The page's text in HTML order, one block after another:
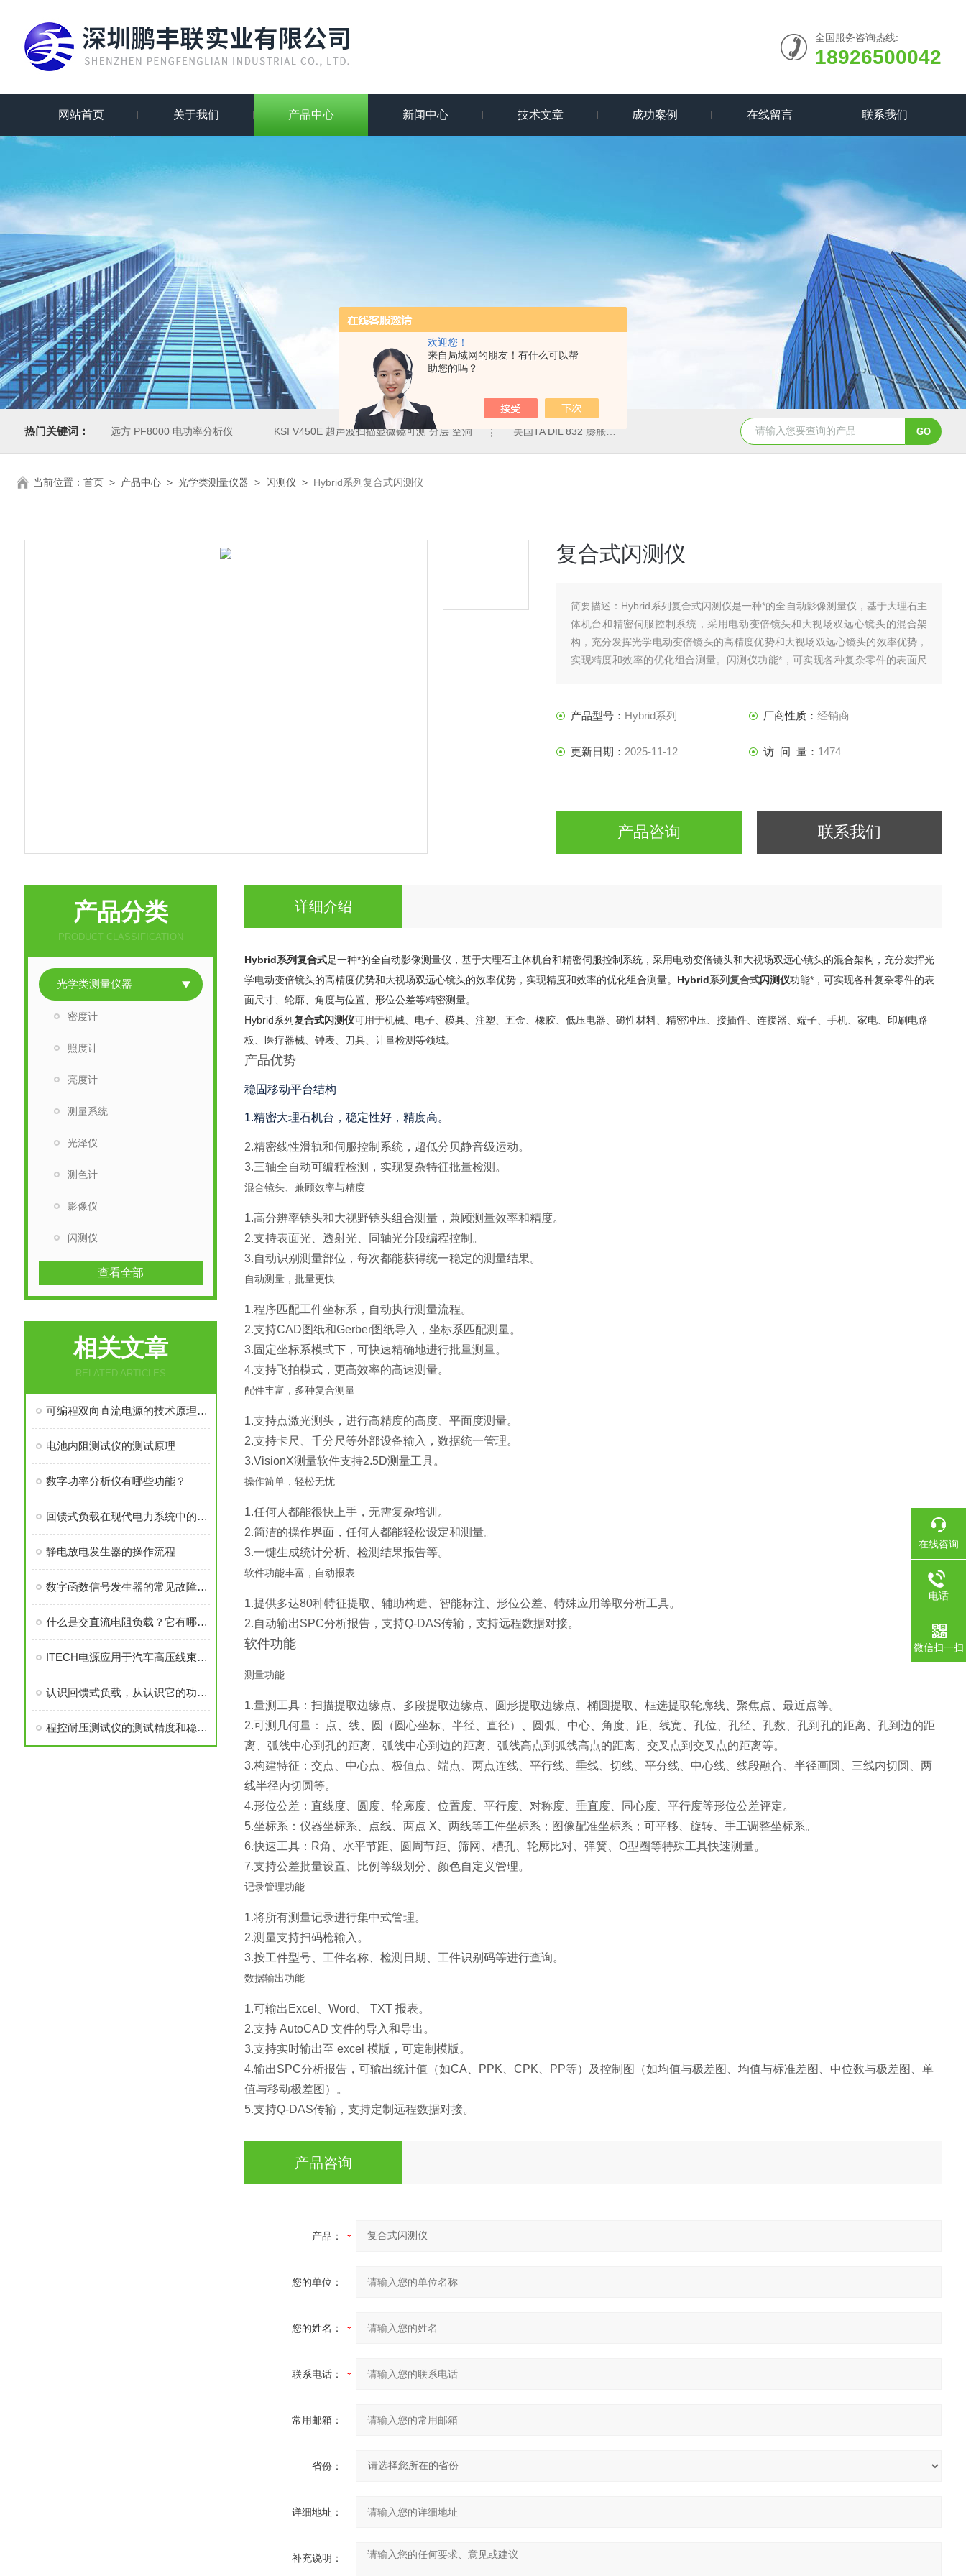
欢迎您！
来自局域网的朋友！有什么可以帮
助您的吗？
全国服务咨询热线:
18926500042
网站首页 关于我们 产品中心 新闻中心 技术文章 成功案例 在线留言 联系我们
热门关键词： 远方 PF8000 电功率分析仪 KSI V450E 超声波扫描显微镜可测 分层 空洞 美国TA DIL 832 膨胀仪 TGA 550热重分析仪 美国TA Discovery Core 流变仪
当前位置： 首页 > 产品中心 > 光学类测量仪器 > 闪测仪 > Hybrid系列复合式闪测仪
复合式闪测仪
简要描述： Hybrid系列复合式闪测仪是一种*的全自动影像测量仪，基于大理石主
体机台和精密伺服控制系统，采用电动变倍镜头和大视场双远心镜头的混合架
构，充分发挥光学电动变倍镜头的高精度优势和大视场双远心镜头的效率优势，
实现精度和效率的优化组合测量。闪测仪功能*，可实现各种复杂零件的表面尺
产品型号： Hybrid系列 厂商性质：经销商
更新日期： 2025-11-12 访 问 量： 1474
产品咨询 联系我们
产品分类
PRODUCT CLASSIFICATION
光学类测量仪器
密度计
照度计
亮度计
测量系统
光泽仪
测色计
影像仪
闪测仪
查看全部
相关文章
RELATED ARTICLES
可编程双向直流电源的技术原理与核心优势
电池内阻测试仪的测试原理
数字功率分析仪有哪些功能？
回馈式负载在现代电力系统中的应用
静电放电发生器的操作流程
数字函数信号发生器的常见故障有哪些，如何排除？
什么是交直流电阻负载？它有哪些特点？
ITECH电源应用于汽车高压线束测试
认识回馈式负载，从认识它的功能特点开始
程控耐压测试仪的测试精度和稳定性是如何保证的？
详细介绍
Hybrid系列复合式是一种*的全自动影像测量仪，基于大理石主体机台和精密伺服控制系统，采用电动变倍镜头和大视场双远心镜头的混合架构，充分发挥光
学电动变倍镜头的高精度优势和大视场双远心镜头的效率优势，实现精度和效率的优化组合测量。 Hybrid系列复合式闪测仪功能*，可实现各种复杂零件的表
面尺寸、轮廓、角度与位置、形位公差等精密测量。
Hybrid系列复合式闪测仪可用于机械、电子、模具、注塑、五金、橡胶、低压电器、磁性材料、精密冲压、接插件、连接器、端子、手机、家电、印刷电路
板、医疗器械、钟表、刀具、计量检测等领域。
产品优势
稳固移动平台结构
1.精密大理石机台，稳定性好，精度高。
2.精密线性滑轨和伺服控制系统，超低分贝静音级运动。
3.三轴全自动可编程检测，实现复杂特征批量检测。
混合镜头、兼顾效率与精度
1.高分辨率镜头和大视野镜头组合测量，兼顾测量效率和精度。
2.支持表面光、透射光、同轴光分段编程控制。
3.自动识别测量部位，每次都能获得统一稳定的测量结果。
自动测量，批量更快
1.程序匹配工件坐标系，自动执行测量流程。
2.支持CAD图纸和Gerber图纸导入，坐标系匹配测量。
3.固定坐标系模式下，可快速精确地进行批量测量。
4.支持飞拍模式，更高效率的高速测量。
配件丰富，多种复合测量
1.支持点激光测头，进行高精度的高度、平面度测量。
2.支持卡尺、千分尺等外部设备输入，数据统一管理。
3.VisionX测量软件支持2.5D测量工具。
操作简单，轻松无忧
1.任何人都能很快上手，无需复杂培训。
2.简洁的操作界面，任何人都能轻松设定和测量。
3.一键生成统计分析、检测结果报告等。
软件功能丰富，自动报表
1.提供多达80种特征提取、辅助构造、智能标注、形位公差、特殊应用等取分析工具。
2.自动输出SPC分析报告，支持Q-DAS传输，支持远程数据对接。
软件功能
测量功能
1.量测工具：扫描提取边缘点、多段提取边缘点、圆形提取边缘点、椭圆提取、框选提取轮廓线、聚焦点、最近点等。
2.可测几何量： 点、线、圆（圆心坐标、半径、直径）、圆弧、中心、角度、距、线宽、孔位、孔径、孔数、孔到孔的距离、孔到边的距
离、弧线中心到孔的距离、弧线中心到边的距离、弧线高点到弧线高点的距离、交叉点到交叉点的距离等。
3.构建特征：交点、中心点、极值点、端点、两点连线、平行线、垂线、切线、平分线、中心线、线段融合、半径画圆、三线内切圆、两
线半径内切圆等。
4.形位公差：直线度、圆度、轮廓度、位置度、平行度、对称度、垂直度、同心度、平行度等形位公差评定。
5.坐标系：仪器坐标系、点线、两点 X、两线等工件坐标系；图像配准坐标系；可平移、旋转、手工调整坐标系。
6.快速工具：R角、水平节距、圆周节距、筛网、槽孔、轮廓比对、弹簧、O型圈等特殊工具快速测量。
7.支持公差批量设置、比例等级划分、颜色自定义管理。
记录管理功能
1.将所有测量记录进行集中式管理。
2.测量支持扫码枪输入。
3.按工件型号、工件名称、检测日期、工件识别码等进行查询。
数据输出功能
1.可输出Excel、Word、 TXT 报表。
2.支持 AutoCAD 文件的导入和导出。
3.支持实时输出至 excel 模版，可定制模版。
4.输出SPC分析报告，可输出统计值（如CA、PPK、CPK、PP等）及控制图（如均值与极差图、均值与标准差图、中位数与极差图、单
值与移动极差图）。
5.支持Q-DAS传输，支持定制远程数据对接。
产品咨询
产品：
您的单位：
您的姓名：
联系电话：
常用邮箱：
省份：
详细地址：
补充说明：
在线咨询
电话
微信扫一扫